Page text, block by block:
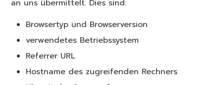
an uns übermittelt. Dies sind:
Browsertyp und Browserversion
verwendetes Betriebssystem
Referrer URL
Hostname des zugreifenden Rechners